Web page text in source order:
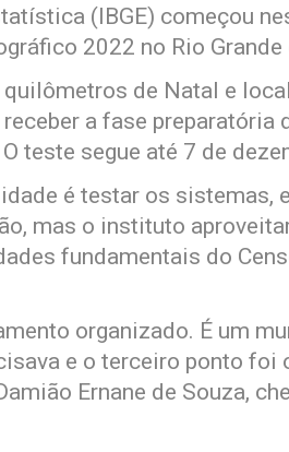
(IBGE) começou
2022 no Rio
de Natal e
a fase preparatória
teste segue até 7 de
é testar os sistemas,
mas o instituto
fundamentais do
organizado. É um
e o terceiro ponto foi
Ernane de Souza,